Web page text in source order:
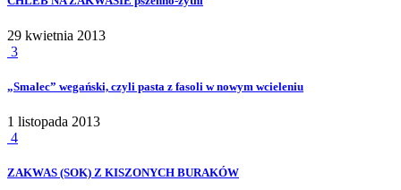
29 kwietnia 2013
3
„Smalec” wegański, czyli pasta z fasoli w nowym wcieleniu
1 listopada 2013
4
ZAKWAS (SOK) Z KISZONYCH BURAKÓW